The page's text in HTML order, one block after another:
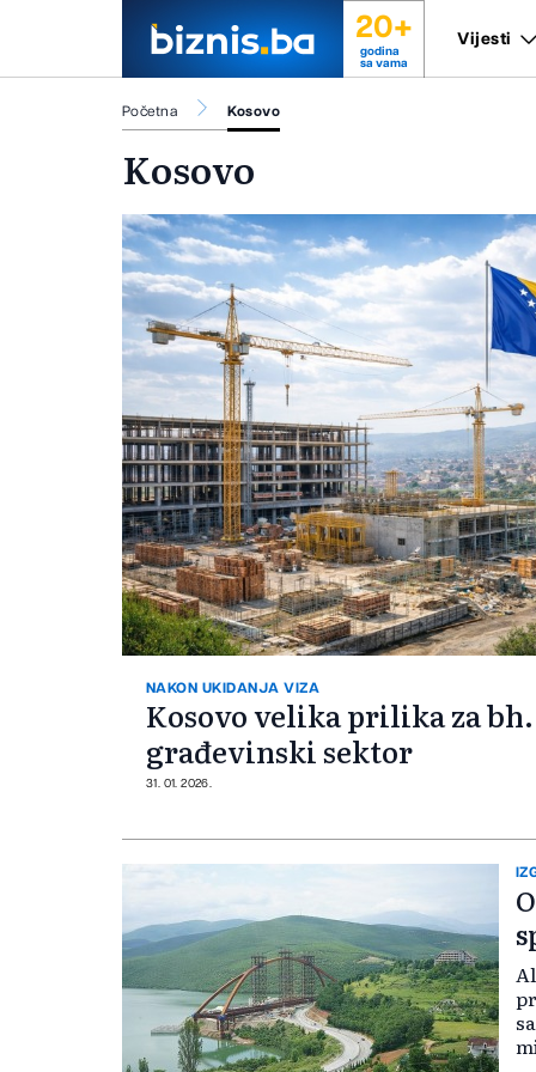
20+
godina
sa vama
Vijesti
Početna Kosovo
Kosovo
NAKON UKIDANJA VIZA
Kosovo velika prilika za
građevinski sektor
31. 01. 2026.